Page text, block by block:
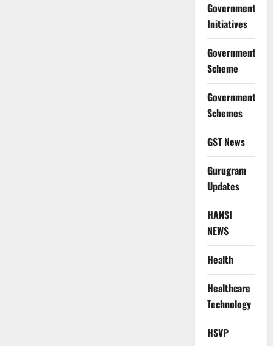
Government
Initiatives
Government
Scheme
Government
Schemes
GST News
Gurugram
Updates
HANSI
NEWS
Health
Healthcare
Technology
HSVP